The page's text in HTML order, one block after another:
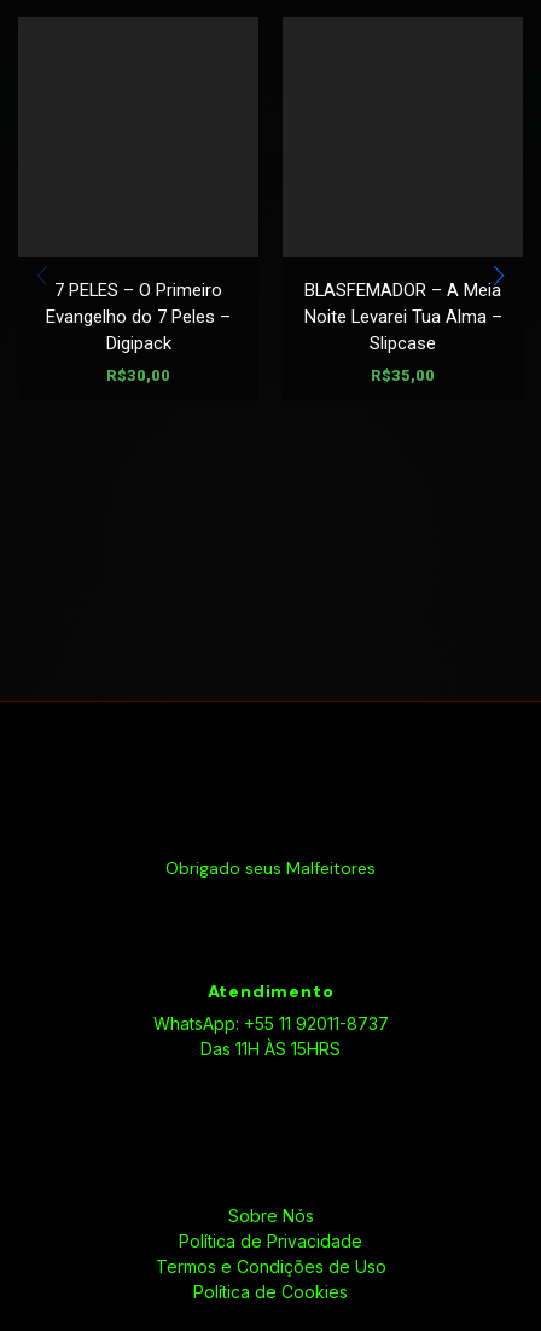
7 PELES – O Primeiro
Evangelho do 7 Peles –
Digipack
R$30,00
BLASFEMADOR – A Meia
Noite Levarei Tua Alma –
Slipcase
R$35,00
Obrigado seus Malfeitores
Atendimento
WhatsApp: +55 11 92011-8737
Das 11H ÀS 15HRS
Sobre Nós
Política de Privacidade
Termos e Condições de Uso
Política de Cookies